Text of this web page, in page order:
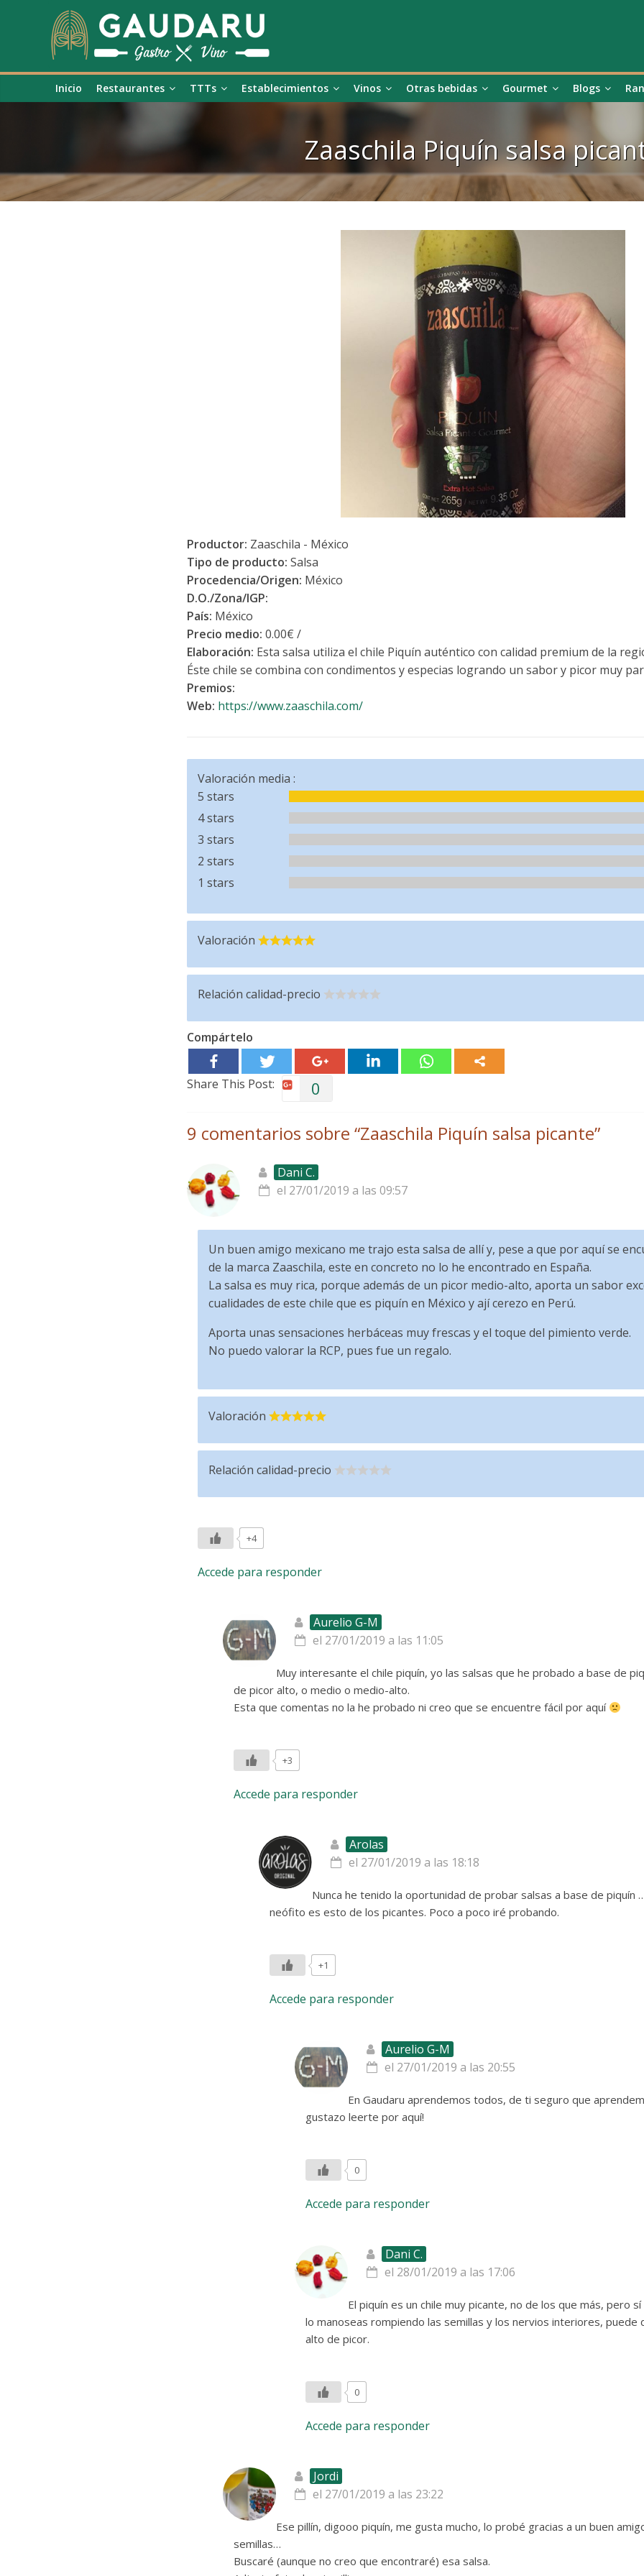
Inicio Restaurantes TTTs Establecimientos Vinos Otras bebidas Gourmet Blogs
Zaaschila Piquín salsa
Productor: Zaaschila - México
Tipo de producto: Salsa
Procedencia/Origen: México
D.O./Zona/IGP:
País: México
Precio medio: 0.00€ /
Elaboración: Esta salsa utiliza el chile Piquín auténtico con calidad premium de la
Éste chile se combina con condimentos y especias logrando un sabor y picor muy
Premios:
Web: https://www.zaaschila.com/
Valoración media :
5 stars
4 stars
3 stars
2 stars
1 stars
Valoración
Relación calidad-precio
Compártelo
Share This Post: 0
9 comentarios sobre “Zaaschila Piquín salsa picante”
Dani C.
el 27/01/2019 a las 09:57
Un buen amigo mexicano me trajo esta salsa de allí y, pese a que por aquí se
de la marca Zaaschila, este en concreto no lo he encontrado en España.
La salsa es muy rica, porque además de un picor medio-alto, aporta un sabor
cualidades de este chile que es piquín en México y ají cerezo en Perú.
Aporta unas sensaciones herbáceas muy frescas y el toque del pimiento verde.
No puedo valorar la RCP, pues fue un regalo.
Valoración
Relación calidad-precio
+4
Accede para responder
Aurelio G-M
el 27/01/2019 a las 11:05
Muy interesante el chile piquín, yo las salsas que he probado a base de
de picor alto, o medio o medio-alto.
Esta que comentas no la he probado ni creo que se encuentre fácil por aquí
+3
Accede para responder
Arolas
el 27/01/2019 a las 18:18
Nunca he tenido la oportunidad de probar salsas a base de piquín
neófito es esto de los picantes. Poco a poco iré probando.
+1
Accede para responder
Aurelio G-M
el 27/01/2019 a las 20:55
En Gaudaru aprendemos todos, de ti seguro que
gustazo leerte por aquí!
0
Accede para responder
Dani C.
el 28/01/2019 a las 17:06
El piquín es un chile muy picante, no de los que más, pero
lo manoseas rompiendo las semillas y los nervios interiores, puede
alto de picor.
0
Accede para responder
Jordi
el 27/01/2019 a las 23:22
Ese pillín, digooo piquín, me gusta mucho, lo probé gracias a un buen
semillas…
Buscaré (aunque no creo que encontraré) esa salsa.